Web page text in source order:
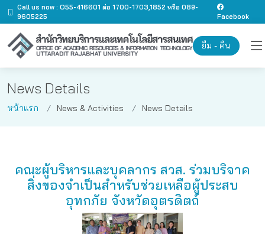
Call us now : O55-416601 ต่อ 1700-1703,1852 หรือ 089-
9605225
Facebook
ยืม - คืน
News Details
หน้าแรก News & Activities News Details
คณะผู้บริหารและบุคลากร สวส. ร่วมบริจาค
สิ่งของจำเป็นสำหรับช่วยเหลือผู้ประสบ
อุทกภัย จังหวัดอุตรดิตถ์